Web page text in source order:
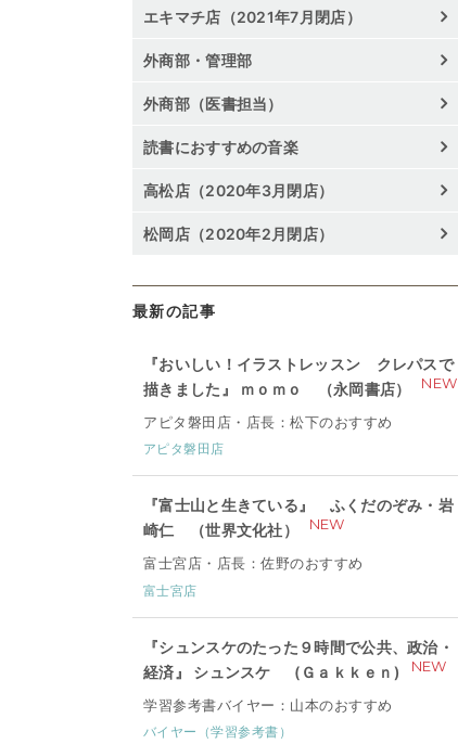
エキマチ店（2021年7月閉店）
外商部・管理部
外商部（医書担当）
読書におすすめの音楽
高松店（2020年3月閉店）
松岡店（2020年2月閉店）
最新の記事
『おいしい！イラストレッスン クレパスで
描きました』 ｍｏｍｏ （永岡書店）
NEW
アピタ磐田店・店長：松下のおすすめ
アピタ磐田店
『富士山と生きている』 ふくだのぞみ・岩
崎仁 （世界文化社）
NEW
富士宮店・店長：佐野のおすすめ
富士宮店
『シュンスケのたった９時間で公共、政治・
経済』 シュンスケ (Ｇａｋｋｅｎ)
NEW
学習参考書バイヤー：山本のおすすめ
バイヤー（学習参考書）